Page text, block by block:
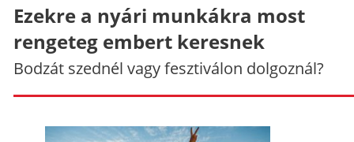
Ezekre a nyári munkákra most
rengeteg embert keresnek
Bodzát szednél vagy fesztiválon dolgoznál?